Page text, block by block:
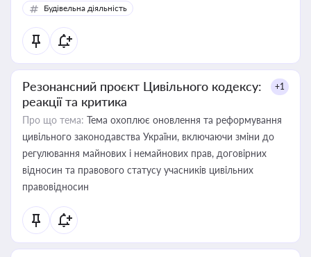
Будівельна діяльність
Резонансний проєкт Цивільного кодексу:
реакції та критика
+1
Про що тема: Тема охоплює оновлення та реформування
цивільного законодавства України, включаючи зміни до
регулювання майнових і немайнових прав, договірних
відносин та правового статусу учасників цивільних
правовідносин